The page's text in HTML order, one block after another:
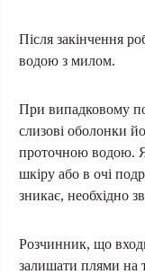
Після закінчення
водою з милом.
При випадковому
слизові оболонки
проточною водою.
шкіру або в очі
зникає, необхідно
Розчинник, що
залишати плями на